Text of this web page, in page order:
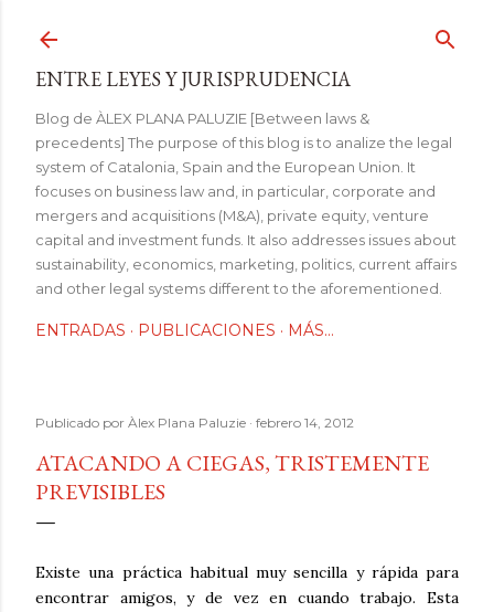
ENTRE LEYES Y JURISPRUDENCIA
Blog de ÀLEX PLANA PALUZIE [Between laws &
precedents] The purpose of this blog is to analize the legal
system of Catalonia, Spain and the European Union. It
focuses on business law and, in particular, corporate and
mergers and acquisitions (M&A), private equity, venture
capital and investment funds. It also addresses issues about
sustainability, economics, marketing, politics, current affairs
and other legal systems different to the aforementioned.
ENTRADAS PUBLICACIONES MÁS…
Publicado por Àlex Plana Paluzie febrero 14, 2012
ATACANDO A CIEGAS, TRISTEMENTE
PREVISIBLES
Existe una práctica habitual muy sencilla y rápida para
encontrar amigos, y de vez en cuando trabajo. Esta